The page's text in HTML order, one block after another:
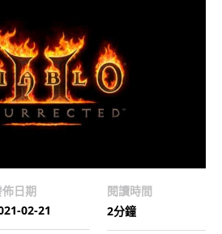
日期
02-21
閱讀時間
2分鐘